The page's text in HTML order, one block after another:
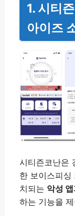
1. 시티
아이즈
시티즌코난은
한 보이스피싱
치되는 악성
하는 기능을